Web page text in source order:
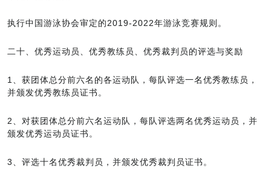
执行中国游泳协会审定的2019-2022年游泳竞赛规则。
二十、优秀运动员、优秀教练员、优秀裁判员的评选与奖励
1、获团体总分前六名的各运动队，每队评选一名优秀教练员，
并颁发优秀教练员证书。
2、对获团体总分前六名运动队，每队评选两名优秀运动员，并
颁发优秀运动员证书。
3、评选十名优秀裁判员，并颁发优秀裁判员证书。